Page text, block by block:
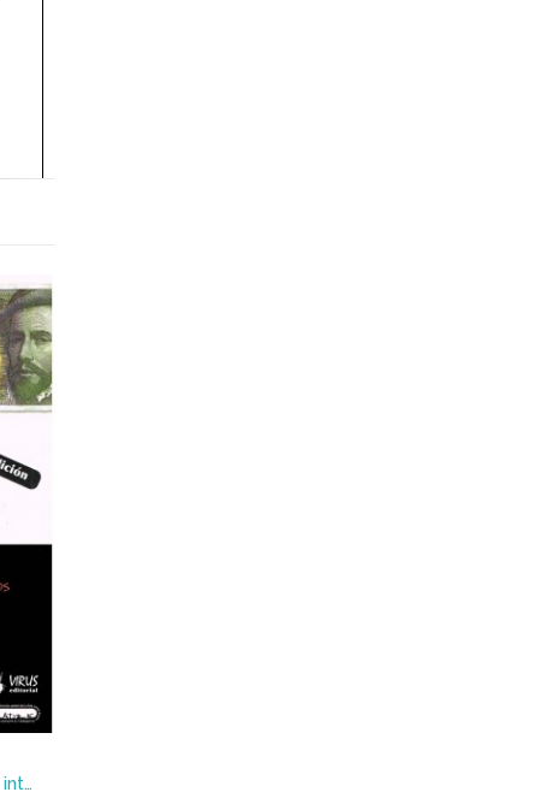
Todo sobre la renta básica : introducción a los principios, conceptos, teorías y argumentos